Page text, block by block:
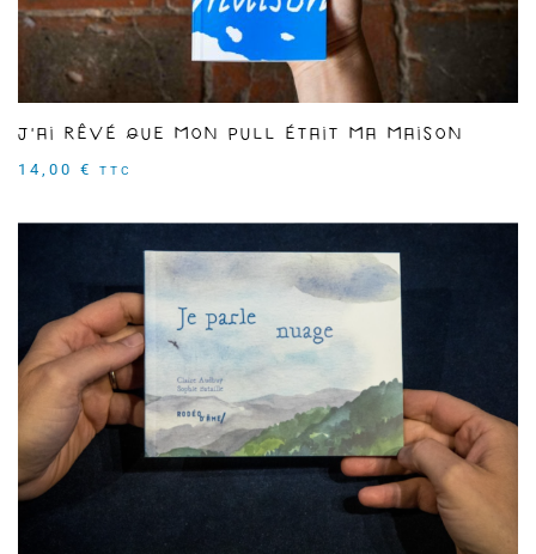
J'ai rêvé que mon pull était ma maison
14,00 € TTC